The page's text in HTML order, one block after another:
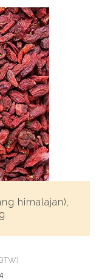
himalajan),